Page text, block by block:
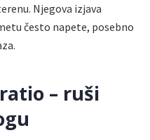
Njegova izjava
često napete, posebno
– ruši